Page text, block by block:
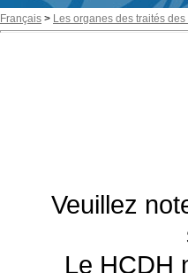
Français > Les organes des traités
Veuillez
Le HCDH